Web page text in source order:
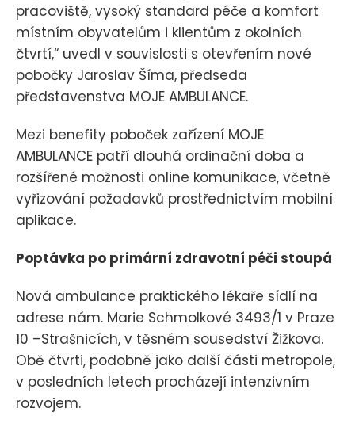
pracoviště, vysoký standard péče a komfort
místním obyvatelům i klientům z okolních
čtvrtí,“ uvedl v souvislosti s otevřením nové
pobočky Jaroslav Šíma, předseda
představenstva MOJE AMBULANCE.
Mezi benefity poboček zařízení MOJE
AMBULANCE patří dlouhá ordinační doba a
rozšířené možnosti online komunikace, včetně
vyřizování požadavků prostřednictvím mobilní
aplikace.
Poptávka po primární zdravotní péči stoupá
Nová ambulance praktického lékaře sídlí na
adrese nám. Marie Schmolkové 3493/1 v Praze
10 –Strašnicích, v těsném sousedství Žižkova.
Obě čtvrti, podobně jako další části metropole,
v posledních letech procházejí intenzivním
rozvojem.